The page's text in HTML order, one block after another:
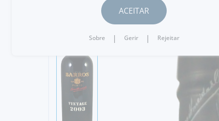
ACEITAR
Sobre | Gerir | Rejeitar